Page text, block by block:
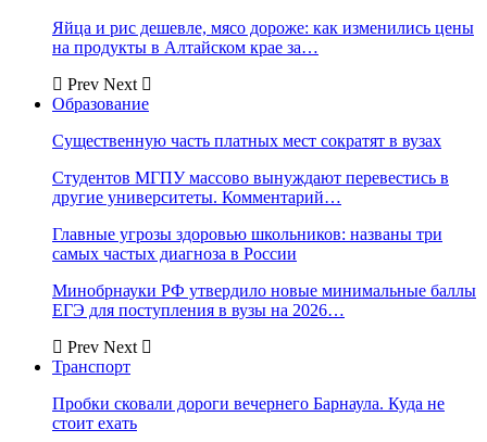
Яйца и рис дешевле, мясо дороже: как изменились цены
на продукты в Алтайском крае за…
Prev Next
Образование
Существенную часть платных мест сократят в вузах
Студентов МГПУ массово вынуждают перевестись в
другие университеты. Комментарий…
Главные угрозы здоровью школьников: названы три
самых частых диагноза в России
Минобрнауки РФ утвердило новые минимальные баллы
ЕГЭ для поступления в вузы на 2026…
Prev Next
Транспорт
Пробки сковали дороги вечернего Барнаула. Куда не
стоит ехать